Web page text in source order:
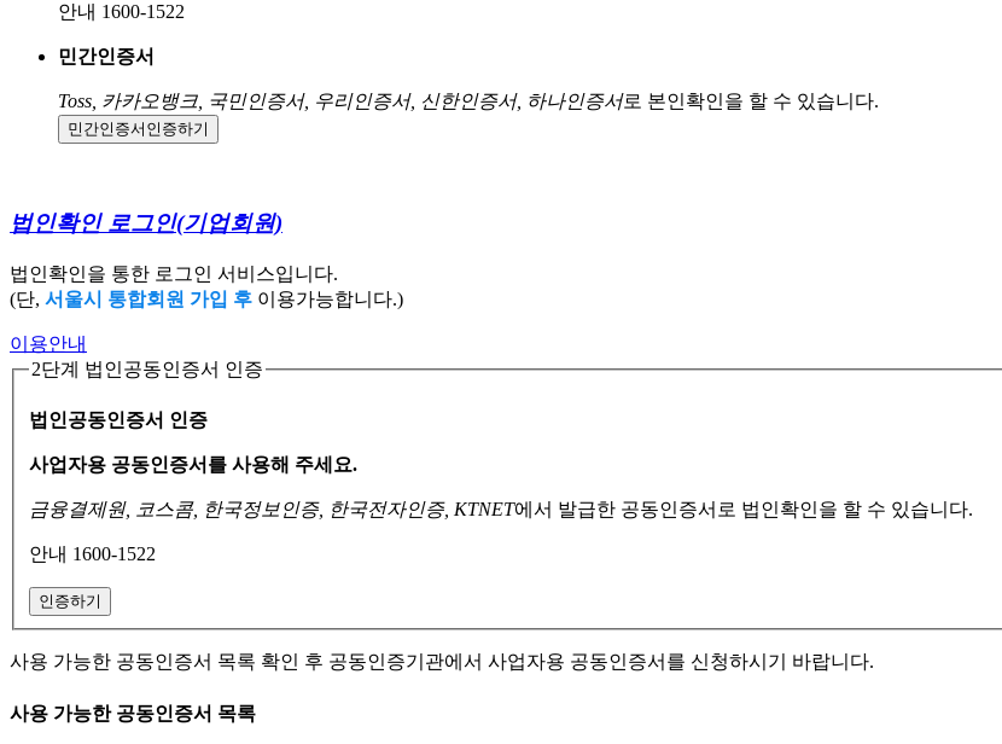
안내 1600-1522
민간인증서
Toss, 카카오뱅크, 국민인증서, 우리인증서, 신한인증서, 하나인증서로 본인확인을 할 수 있습니다.
민간인증서 인증하기
법인확인 로그인(기업회원)
법인확인을 통한 로그인 서비스입니다.
(단, 서울시 통합회원 가입 후 이용가능합니다.)
이용안내
2단계 법인공동인증서 인증
법인공동인증서 인증
사업자용 공동인증서를 사용해 주세요.
금융결제원, 코스콤, 한국정보인증, 한국전자인증, KTNET에서 발급한 공동인증서로 법인확인을 할 수 있습니다.
안내 1600-1522
인증하기
사용 가능한 공동인증서 목록 확인 후 공동인증기관에서 사업자용 공동인증서를 신청하시기 바랍니다.
사용 가능한 공동인증서 목록